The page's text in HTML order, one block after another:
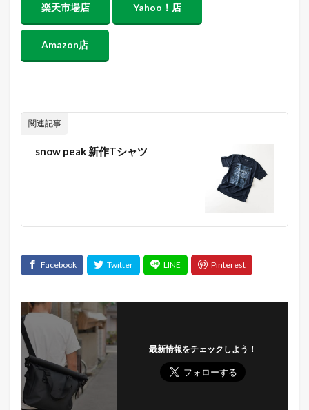
楽天市場店 Yahoo！店
Amazon店
関連記事
snow peak 新作Tシャツ
最新情報をチェックしよう！